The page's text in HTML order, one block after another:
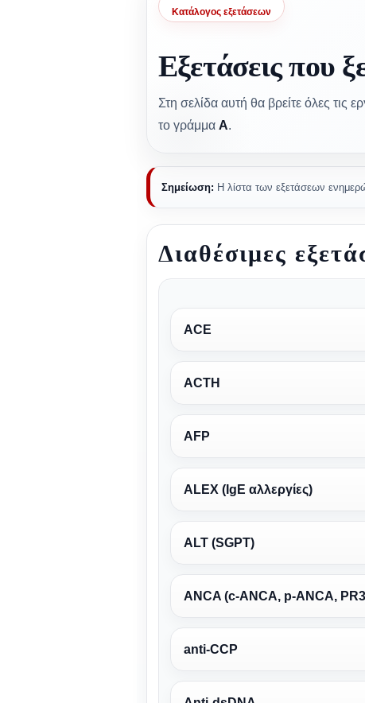
Κατάλογος εξετάσεων
Εξετάσεις που
Στη σελίδα αυτή θα βρείτε όλες τις
το γράμμα Α.
Σημείωση: Η λίστα των εξετάσεων
Διαθέσιμες
ACE
ACTH
AFP
ALEX (IgE αλλεργίες)
ALT (SGPT)
ANCA (c-ANCA, p-ANCA,
anti-CCP